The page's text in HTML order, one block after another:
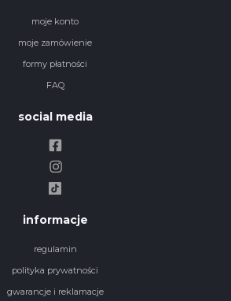
moje konto
moje zamówienie
formy płatności
FAQ
social media
informacje
regulamin
polityka prywatności
gwarancje i reklamacje